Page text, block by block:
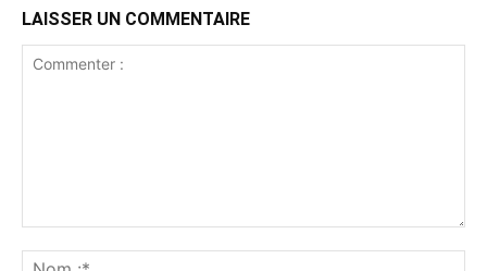
LAISSER UN COMMENTAIRE